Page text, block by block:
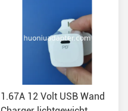
1.67A 12 Volt USB Wand